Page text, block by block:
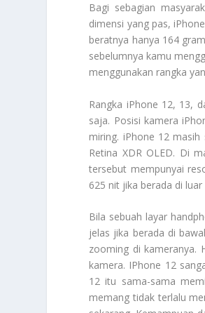
Bagi sebagian
dimensi yang pas,
beratnya hanya 164
sebelumnya kamu
menggunakan rangka
Rangka iPhone 12, 13,
saja. Posisi kamera
miring. iPhone 12
Retina XDR OLED. Di
tersebut mempunyai
625 nit jika berada di luar
Bila sebuah layar
jelas jika berada di
zooming di kameranya.
kamera. IPhone 12
12 itu sama-sama
memang tidak terlalu